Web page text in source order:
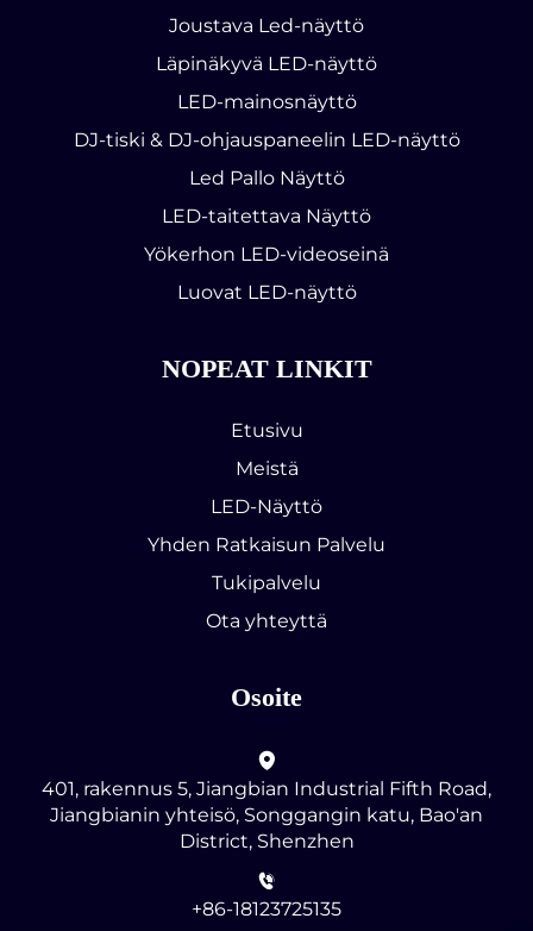
Joustava Led-näyttö
Läpinäkyvä LED-näyttö
LED-mainosnäyttö
DJ-tiski & DJ-ohjauspaneelin LED-näyttö
Led Pallo Näyttö
LED-taitettava Näyttö
Yökerhon LED-videoseinä
Luovat LED-näyttö
NOPEAT LINKIT
Etusivu
Meistä
LED-Näyttö
Yhden Ratkaisun Palvelu
Tukipalvelu
Ota yhteyttä
Osoite
401, rakennus 5, Jiangbian Industrial Fifth Road,
Jiangbianin yhteisö, Songgangin katu, Bao'an
District, Shenzhen
+86-18123725135